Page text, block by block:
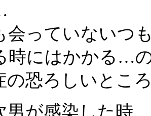
会っていないつ
時にはかかる…
の恐ろしいとこ
男が感染した時